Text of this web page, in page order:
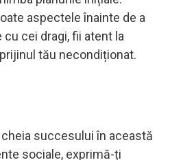
aspectele înainte de a
cei dragi, fii atent la
tău necondiționat.
succesului în această
sociale, exprimă-ți